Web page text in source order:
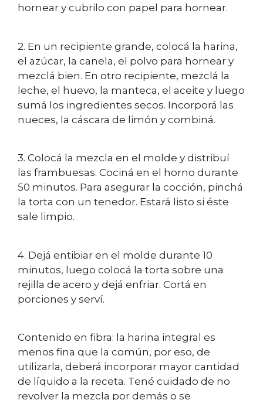
hornear y cubrilo con papel para hornear.
2. En un recipiente grande, colocá la harina,
el azúcar, la canela, el polvo para hornear y
mezclá bien. En otro recipiente, mezclá la
leche, el huevo, la manteca, el aceite y luego
sumá los ingredientes secos. Incorporá las
nueces, la cáscara de limón y combiná.
3. Colocá la mezcla en el molde y distribuí
las frambuesas. Cociná en el horno durante
50 minutos. Para asegurar la cocción, pinchá
la torta con un tenedor. Estará listo si éste
sale limpio.
4. Dejá entibiar en el molde durante 10
minutos, luego colocá la torta sobre una
rejilla de acero y dejá enfriar. Cortá en
porciones y serví.
Contenido en fibra: la harina integral es
menos fina que la común, por eso, de
utilizarla, deberá incorporar mayor cantidad
de líquido a la receta. Tené cuidado de no
revolver la mezcla por demás o se